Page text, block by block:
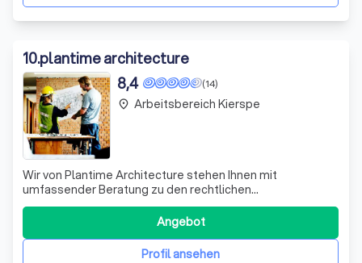
10.plantime architecture
(14)
8,4
Wir von Plantime Architecture stehen Ihnen mit
umfassender Beratung zu den rechtlichen
Rahmenbedingungen Ihres Bauvorhabens zur Seite. Ob
Neubau oder Umbau – wir setzen Ihre Wünsche und
Erwartungen in den Mittelpunkt und entwickeln
gemeinsam kreative Lösungen. Offene Kommunikation
Profil ansehen
Angebot
place Arbeitsbereich Kierspe